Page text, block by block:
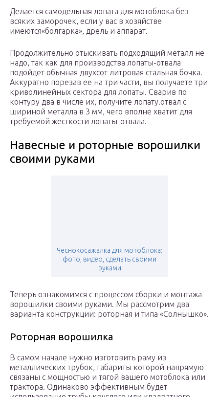
Делается самодельная лопата для мотоблока без
всяких заморочек, если у вас в хозяйстве
имеются«болгарка», дрель и аппарат.
Продолжительно отыскивать подходящий металл не
надо, так как для производства лопаты-отвала
подойдет обычная двухсот литровая стальная бочка.
Аккуратно порезав ее на три части, вы получаете три
криволинейных сектора для лопаты. Сварив по
контуру два в числе их, получите лопату.отвал с
шириной металла в 3 мм, чего вполне хватит для
требуемой жесткости лопаты-отвала.
Навесные и роторные ворошилки
своими руками
Чеснокосажалка для мотоблока:
фото, видео, сделать своими
руками
Теперь ознакомимся с процессом сборки и монтажа
ворошилки своими руками. Мы рассмотрим два
варианта конструкции: роторная и типа «Солнышко».
Роторная ворошилка
В самом начале нужно изготовить раму из
металлических трубок, габариты которой напрямую
связаны с мощностью и тягой вашего мотоблока или
трактора. Одинаково эффективным будет